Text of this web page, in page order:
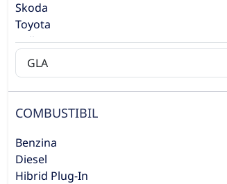
Skoda
Toyota
Volkswagen
Volvo
COMBUSTIBIL
Benzina
Diesel
Hibrid Plug-In